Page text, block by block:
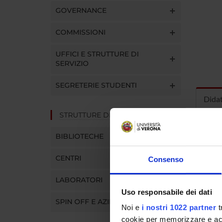
Consenso
Uso responsabile dei dati
Noi e i nostri 1022 partner
cookie per memorizzare e
GOVERNANCE
COMMISSIONI
UFFICI E STRUTTURE DI
SERVIZIO
SEGRETERIE STUDENTI
STRUTTURE DEL DIPARTIMENTO
BIBLIOTECHE
CENTRI
LABORATORI
SPIN OFF E AZIENDE